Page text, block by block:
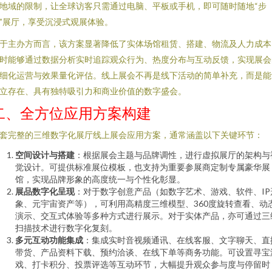
域的限制，让全球访客只需通过电脑、平板或手机，即可随时随地“步
展厅，享受沉浸式观展体验。
主办方而言，该方案显著降低了实体场馆租赁、搭建、物流及人力成
能够通过数据分析实时追踪观众行为、热度分布与互动反馈，实现展
化运营与效果量化评估。线上展会不再是线下活动的简单补充，而是
存在、具有独特吸引力和商业价值的数字盛会。
、全方位应用方案构建
完整的三维数字化展厅线上展会应用方案，通常涵盖以下关键环节：
空间设计与搭建 ：根据展会主题与品牌调性，进行虚拟展厅的架构与
觉设计。可提供标准展位模板，也支持为重要参展商定制专属豪华展
馆，实现品牌形象的高度统一与个性化彰显。
展品数字化呈现：对于数字创意产品（如数字艺术、游戏、软件、IP
象、元宇宙资产等），可利用高精度三维模型、360度旋转查看、动
演示、交互式体验等多种方式进行展示。对于实体产品，亦可通过三
扫描技术进行数字化复刻。
多元互动功能集成 ：集成实时音视频通讯、在线客服、文字聊天、
带货、产品资料下载、预约洽谈、在线下单等商务功能。可设置寻宝
戏、打卡积分、投票评选等互动环节，大幅提升观众参与度与停留时